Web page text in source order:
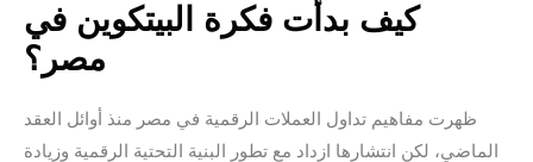
كيف بدأت فكرة البيتكوين في
مصر؟
ظهرت مفاهيم تداول العملات الرقمية في مصر منذ أوائل العقد
الماضي، لكن انتشارها ازداد مع تطور البنية التحتية الرقمية وزيادة